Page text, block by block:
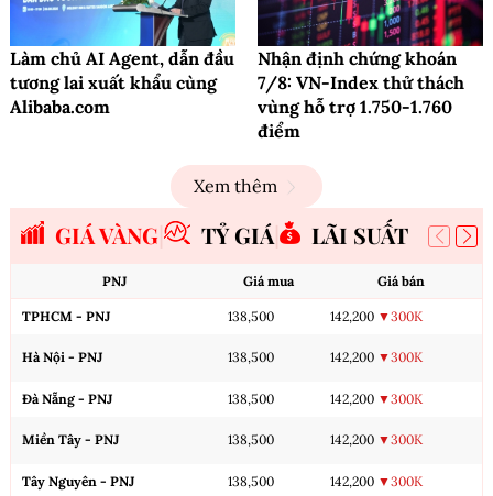
Làm chủ AI Agent, dẫn đầu
tương lai xuất khẩu cùng
Alibaba.com
Nhận định chứng khoán
7/8: VN-Index thử thách
vùng hỗ trợ 1.750-1.760
điểm
Xem thêm
GIÁ VÀNG TỶ GIÁ LÃI SUẤT
PNJ Giá mua Giá bán
TPHCM - PNJ 138,500 142,200 ▼300K
Hà Nội - PNJ 138,500 142,200 ▼300K
Đà Nẵng - PNJ 138,500 142,200 ▼300K
Miền Tây - PNJ 138,500 142,200 ▼300K
Tây Nguyên - PNJ 138,500 142,200 ▼300K